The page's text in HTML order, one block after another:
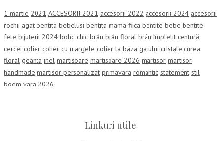
1 martie 2021 ACCESORII 2021 accesorii 2022 accesorii 2024 accesorii
rochii agat bentita bebelusi bentita mama fiica bentite bebe bentite
fete bijuterii 2024 boho chic brâu brâu floral brâu împletit centură
cercei colier colier cu margele colier la baza gatului cristale curea
floral geanta inel martisoare martisoare 2026 martisor martisor
handmade martisor personalizat primavara romantic statement stil
boem vara 2026
Linkuri utile